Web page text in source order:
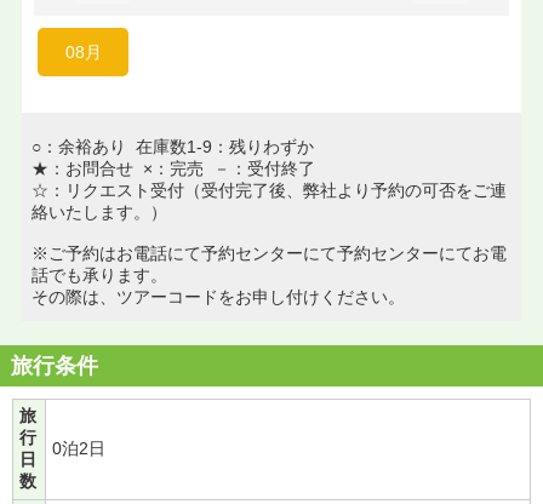
08月
○：余裕あり 在庫数1-9：残りわずか
★：お問合せ ×：完売 －：受付終了
☆：リクエスト受付（受付完了後、弊社より予約の可否をご連
絡いたします。）
※ご予約はお電話にて予約センターにて予約センターにてお電
話でも承ります。
その際は、ツアーコードをお申し付けください。
旅行条件
旅
行
日
数
0泊2日